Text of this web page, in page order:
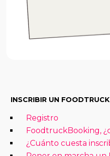
INSCRIBIR UN FOODTRUCK
Registro
FoodtruckBooking,
¿Cuánto cuesta